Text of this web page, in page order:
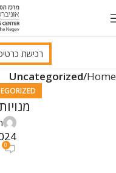
רכישת
Home
Uncategorized
0